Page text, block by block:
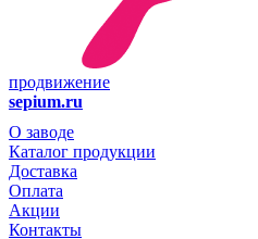
продвижение
sepium.ru
О заводе
Каталог продукции
Доставка
Оплата
Акции
Контакты